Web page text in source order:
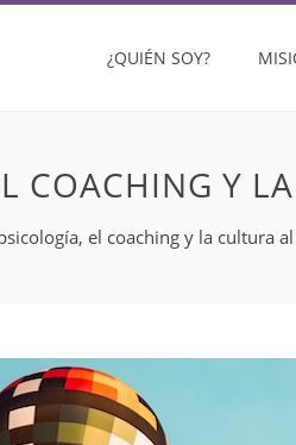
¿QUIÉN SOY?
COACHING Y
el coaching y la cultura